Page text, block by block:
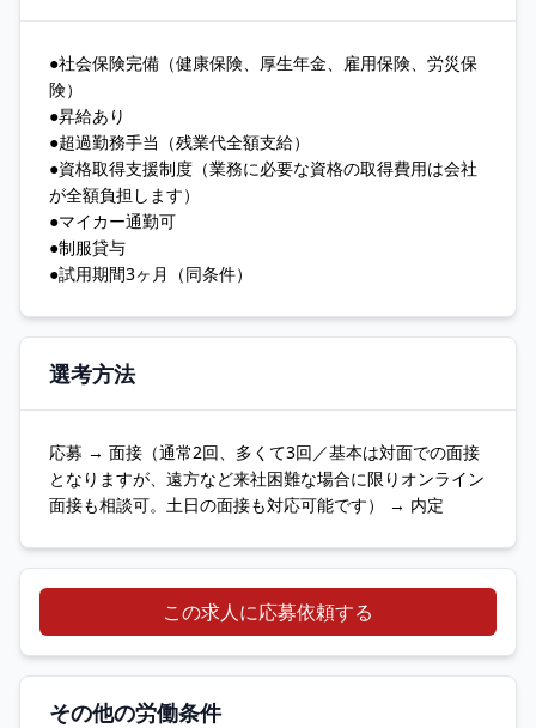
●社会保険完備（健康保険、厚生年金、雇用保険、労災保
険）
●昇給あり
●超過勤務手当（残業代全額支給）
●資格取得支援制度（業務に必要な資格の取得費用は会社
が全額負担します）
●マイカー通勤可
●制服貸与
●試用期間3ヶ月（同条件）
選考方法
応募 → 面接（通常2回、多くて3回／基本は対面での面接
となりますが、遠方など来社困難な場合に限りオンライン
面接も相談可。土日の面接も対応可能です） → 内定
この求人に応募依頼する
その他の労働条件